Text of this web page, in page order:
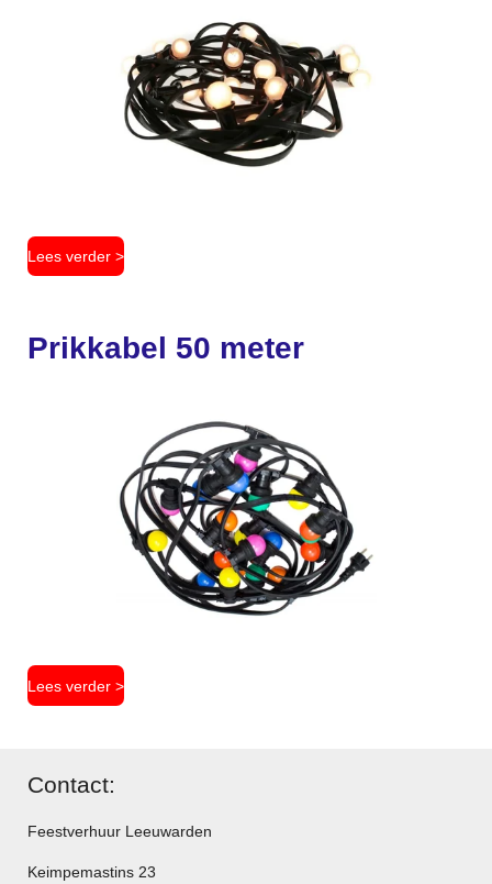
Lees verder >
Prikkabel 50 meter
Lees verder >
Contact:
Feestverhuur Leeuwarden
Keimpemastins 23